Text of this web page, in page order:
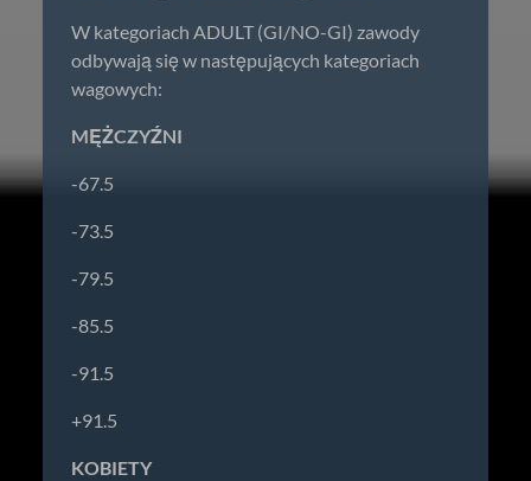
W kategoriach ADULT (GI/NO-GI) zawody
odbywają się w następujących kategoriach
wagowych:
MĘŻCZYŹNI
-67.5
-73.5
-79.5
-85.5
-91.5
+91.5
KOBIETY